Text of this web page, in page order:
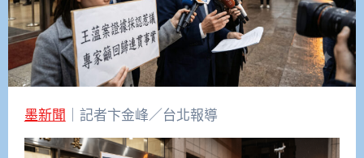
墨新聞 ｜記者卞金峰／台北報導